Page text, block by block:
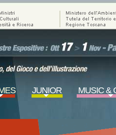
JUNIOR MUSIC &